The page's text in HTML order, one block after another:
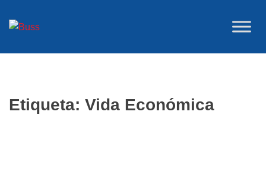
para
conteúdo
Etiqueta: Vida Económica